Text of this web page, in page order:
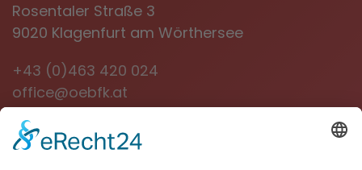
Rosentaler Straße 3
9020 Klagenfurt am Wörthersee
+43 (0)463 420 024
office@oebfk.at
NEWSLETTER